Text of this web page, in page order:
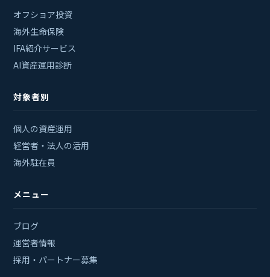
オフショア投資
海外生命保険
IFA紹介サービス
AI資産運用診断
対象者別
個人の資産運用
経営者・法人の活用
海外駐在員
メニュー
ブログ
運営者情報
採用・パートナー募集